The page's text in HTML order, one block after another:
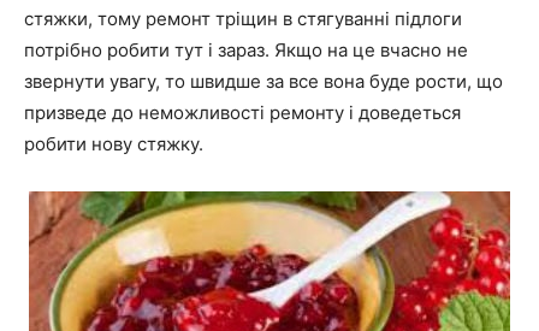
стяжки, тому ремонт тріщин в стягуванні підлоги
потрібно робити тут і зараз. Якщо на це вчасно не
звернути увагу, то швидше за все вона буде рости, що
призведе до неможливості ремонту і доведеться
робити нову стяжку.